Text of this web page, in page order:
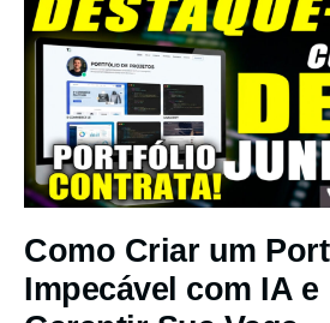
Como Criar um
Impecável com IA e